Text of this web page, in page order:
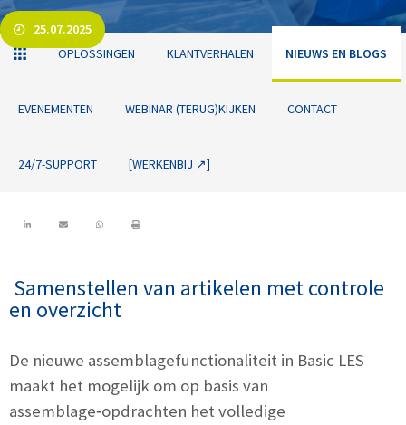
25.07.2025
OPLOSSINGEN
KLANTVERHALEN NIEUWS EN BLOGS
EVENEMENTEN WEBINAR (TERUG)KIJKEN CONTACT
24/7-SUPPORT [WERKENBIJ ↗]
Samenstellen van artikelen met controle
en overzicht
De nieuwe assemblagefunctionaliteit in Basic LES
maakt het mogelijk om op basis van
assemblage‑opdrachten het volledige